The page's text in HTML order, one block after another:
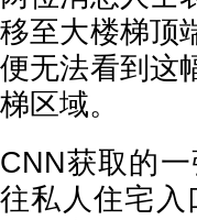
移至大楼梯顶
便无法看到这
梯区域。
CNN获取的
往私人住宅入